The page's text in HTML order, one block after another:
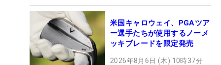
米国キャロウェイ、PGAツア
ー選手たちが使用するノーメ
ッキブレードを限定発売
2026年8月6日 (木) 10時37分